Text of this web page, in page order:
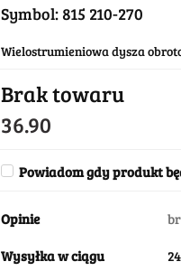
Symbol: 815 210-270
Wielostrumieniowa dysza
Brak towaru
36.90
Powiadom gdy produkt
Opinie
Wysyłka w ciągu